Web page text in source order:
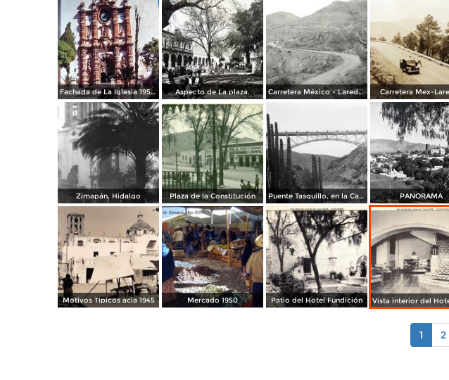
Fachada de La Iglesia 1950. Aspecto de La plaza. Carretera México - Laredo, tramo La Tranca Carretera Mex-
Zimapán, Hidalgo Plaza de la Constitución Puente Tasquillo, en la Carretera México a Laredo PANORAMA
Motivos Tipicos acia 1945 Mercado 1950 Patio del Hotel Fundición
1 2